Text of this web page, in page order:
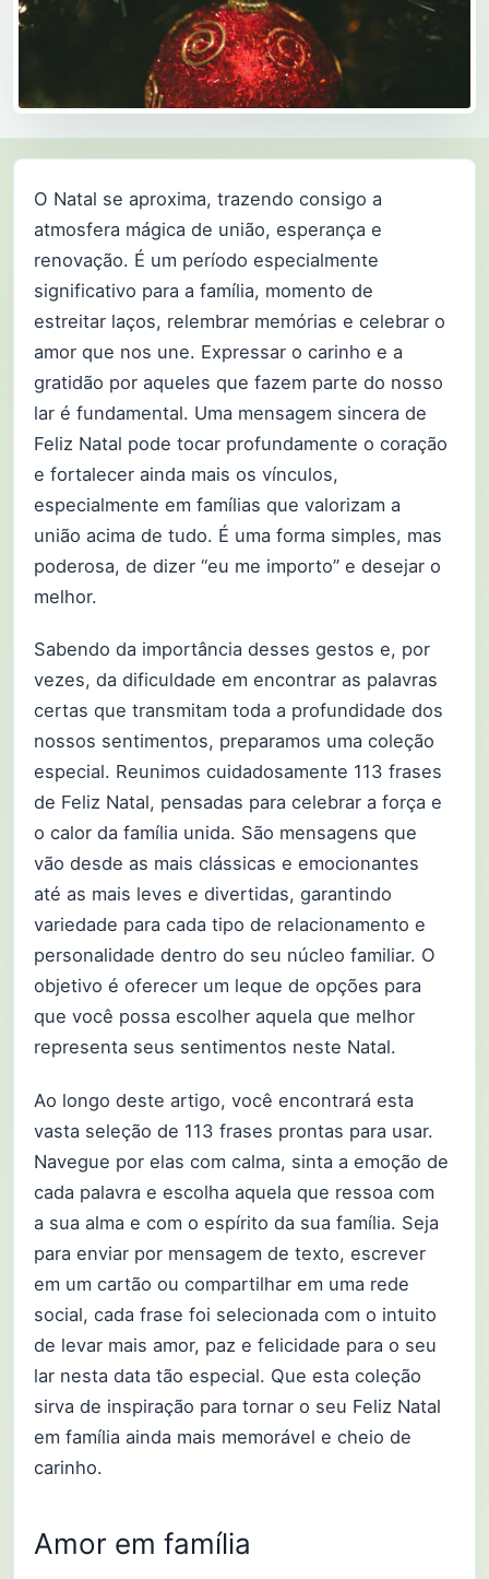
O Natal se aproxima, trazendo consigo a
atmosfera mágica de união, esperança e
renovação. É um período especialmente
significativo para a família, momento de
estreitar laços, relembrar memórias e celebrar o
amor que nos une. Expressar o carinho e a
gratidão por aqueles que fazem parte do nosso
lar é fundamental. Uma mensagem sincera de
Feliz Natal pode tocar profundamente o coração
e fortalecer ainda mais os vínculos,
especialmente em famílias que valorizam a
união acima de tudo. É uma forma simples, mas
poderosa, de dizer “eu me importo” e desejar o
melhor.
Sabendo da importância desses gestos e, por
vezes, da dificuldade em encontrar as palavras
certas que transmitam toda a profundidade dos
nossos sentimentos, preparamos uma coleção
especial. Reunimos cuidadosamente 113 frases
de Feliz Natal, pensadas para celebrar a força e
o calor da família unida. São mensagens que
vão desde as mais clássicas e emocionantes
até as mais leves e divertidas, garantindo
variedade para cada tipo de relacionamento e
personalidade dentro do seu núcleo familiar. O
objetivo é oferecer um leque de opções para
que você possa escolher aquela que melhor
representa seus sentimentos neste Natal.
Ao longo deste artigo, você encontrará esta
vasta seleção de 113 frases prontas para usar.
Navegue por elas com calma, sinta a emoção de
cada palavra e escolha aquela que ressoa com
a sua alma e com o espírito da sua família. Seja
para enviar por mensagem de texto, escrever
em um cartão ou compartilhar em uma rede
social, cada frase foi selecionada com o intuito
de levar mais amor, paz e felicidade para o seu
lar nesta data tão especial. Que esta coleção
sirva de inspiração para tornar o seu Feliz Natal
em família ainda mais memorável e cheio de
carinho.
Amor em família